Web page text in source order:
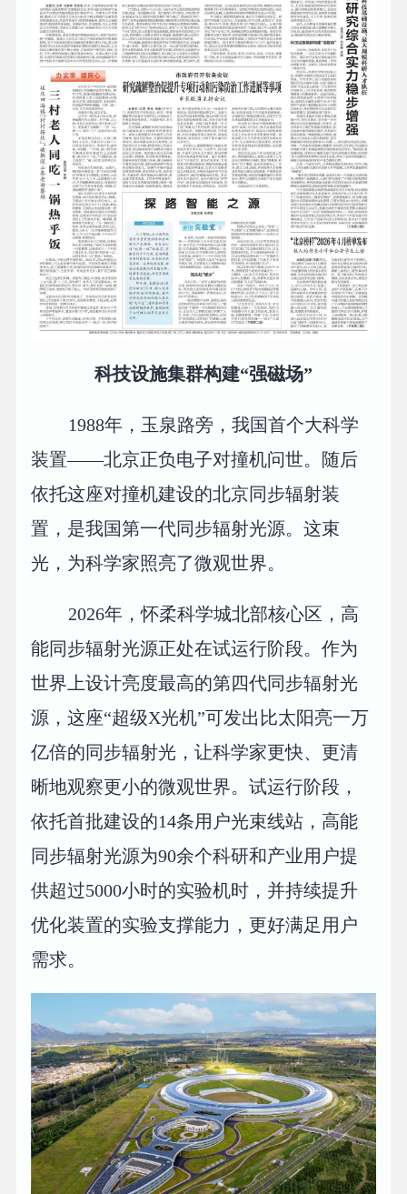
科技设施集群构建“强磁场”
1988年，玉泉路旁，我国首个大科学
装置——北京正负电子对撞机问世。随后
依托这座对撞机建设的北京同步辐射装
置，是我国第一代同步辐射光源。这束
光，为科学家照亮了微观世界。
2026年，怀柔科学城北部核心区，高
能同步辐射光源正处在试运行阶段。作为
世界上设计亮度最高的第四代同步辐射光
源，这座“超级X光机”可发出比太阳亮一万
亿倍的同步辐射光，让科学家更快、更清
晰地观察更小的微观世界。试运行阶段，
依托首批建设的14条用户光束线站，高能
同步辐射光源为90余个科研和产业用户提
供超过5000小时的实验机时，并持续提升
优化装置的实验支撑能力，更好满足用户
需求。